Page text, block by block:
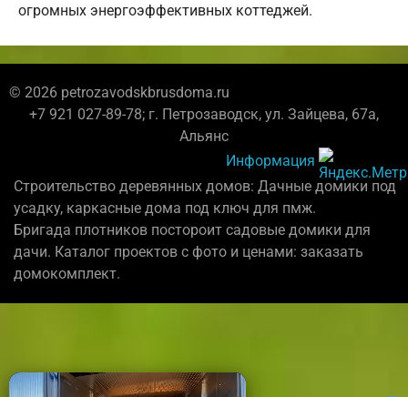
огромных энергоэффективных коттеджей.
© 2026 petrozavodskbrusdoma.ru
+7 921 027-89-78; г. Петрозаводск, ул. Зайцева, 67а,
Альянс
Информация
Строительство деревянных домов: Дачные домики под
усадку, каркасные дома под ключ для пмж.
Бригада плотников постороит садовые домики для
дачи. Каталог проектов с фото и ценами: заказать
домокомплект.